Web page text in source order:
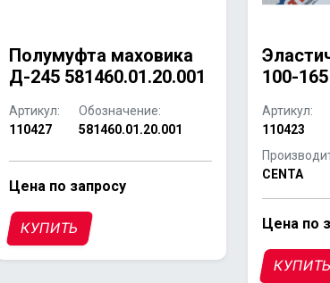
Полумуфта маховика
Д-245 581460.01.20.001
Артикул:
110427
Обозначение:
581460.01.20.001
Цена по запросу
КУПИТЬ
100-165
Артикул:
110423
CENTA
Цена по
КУПИТЬ